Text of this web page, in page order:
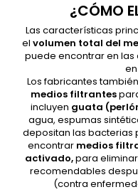
¿CÓMO
Las características
el volumen total del
puede encontrar en
Los fabricantes
medios filtrantes
incluyen guata
agua, espumas
depositan las bacterias
encontrar medios
activado,para
recomendables
(contra